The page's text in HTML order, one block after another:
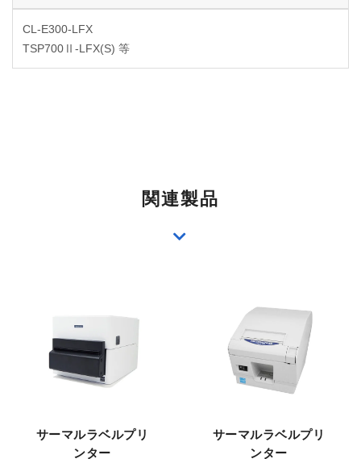
CL-E300-LFX
TSP700Ⅱ-LFX(S) 等
関連製品
サーマルラベルプリ
ンター
サーマルラベルプリ
ンター